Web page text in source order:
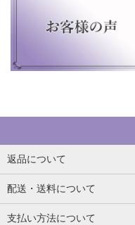
返品について
配送・送料について
支払い方法について